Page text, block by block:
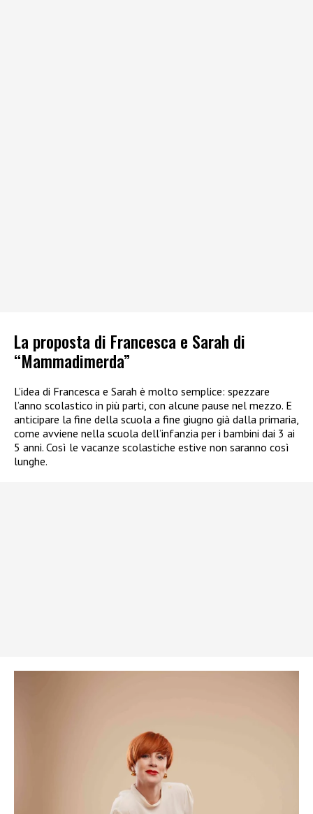
La proposta di Francesca e Sarah di
“Mammadimerda”
L’idea di Francesca e Sarah è molto semplice: spezzare
l’anno scolastico in più parti, con alcune pause nel mezzo. E
anticipare la fine della scuola a fine giugno già dalla primaria,
come avviene nella scuola dell’infanzia per i bambini dai 3 ai
5 anni. Così le vacanze scolastiche estive non saranno così
lunghe.